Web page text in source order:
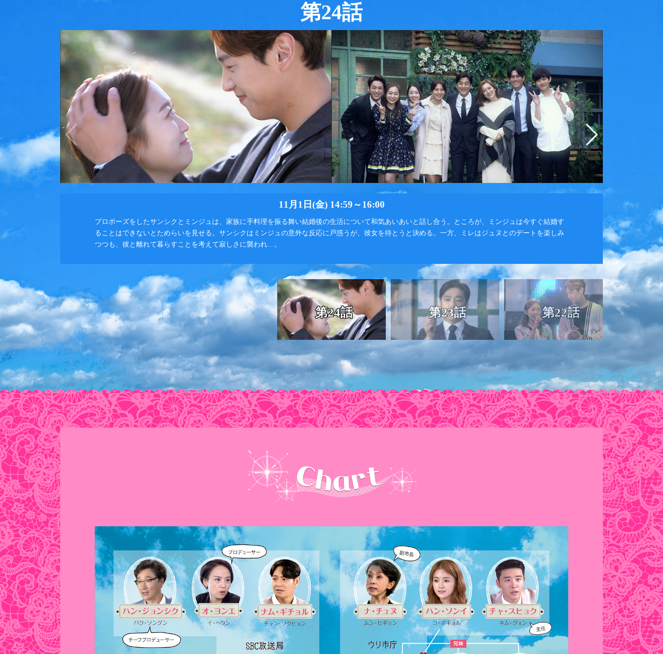
第24話
11月1日(金) 14:59～16:00
プロポーズをしたサンシクとミンジュは、家族に手料理を振る舞い結婚後の生活について和気あいあいと話し合う。ところが、ミンジュは今すぐ結婚す
ることはできないとためらいを見せる。サンシクはミンジュの意外な反応に戸惑うが、彼女を待とうと決める。一方、ミレはジュヌとのデートを楽しみ
つつも、彼と離れて暮らすことを考えて寂しさに襲われ…。
ホテ
け、留
会っ
第24話 第23話 第22話